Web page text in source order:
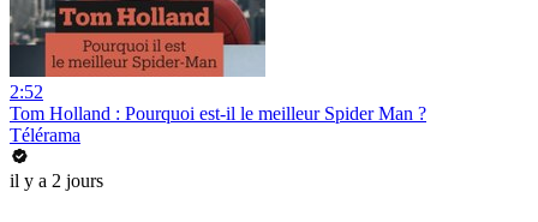
2:52
Tom Holland : Pourquoi est-il le meilleur Spider Man ?
Télérama
il y a 2 jours